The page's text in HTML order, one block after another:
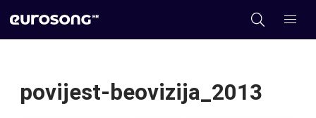
povijest-beovizija_2013